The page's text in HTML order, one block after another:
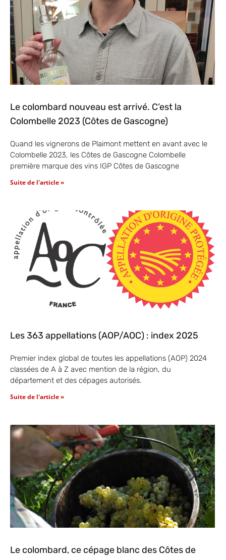
Le colombard nouveau est arrivé. C’est la
Colombelle 2023 (Côtes de Gascogne)
Quand les vignerons de Plaimont mettent en avant avec le
Colombelle 2023, les Côtes de Gascogne Colombelle
première marque des vins IGP Côtes de Gascogne
Suite de l'article »
Les 363 appellations (AOP/AOC) : index 2025
Premier index global de toutes les appellations (AOP) 2024
classées de A à Z avec mention de la région, du
département et des cépages autorisés.
Suite de l'article »
Le colombard, ce cépage blanc des Côtes de